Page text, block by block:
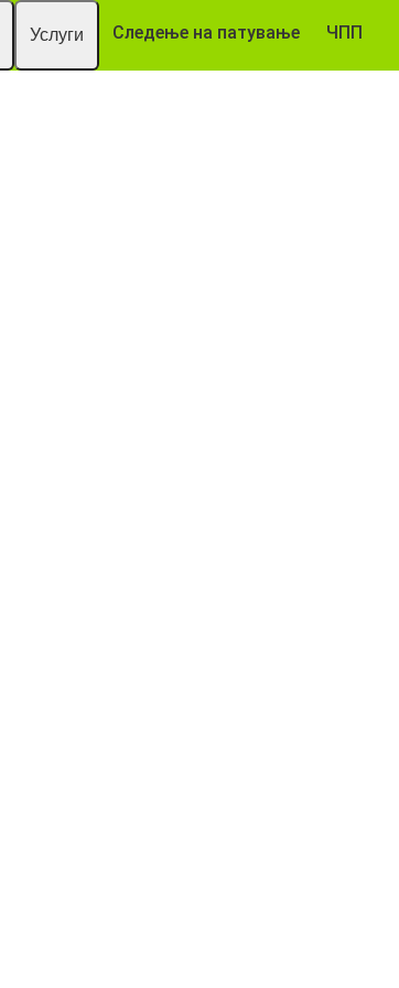
Услуги Следење на патување ЧПП